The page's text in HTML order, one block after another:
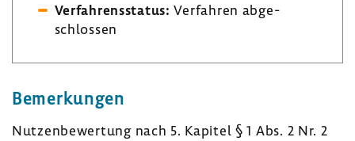
Verfah­rens­status: Verfahren abge­
schlossen
Bemer­kungen
Nutzen­be­wer­tung nach 5. Kapitel § 1 Abs. 2 Nr. 2